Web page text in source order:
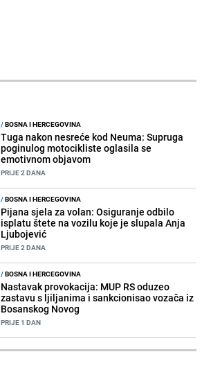
/BOSNA I HERCEGOVINA
Tuga nakon nesreće kod Neuma: Supruga
poginulog motocikliste oglasila se
emotivnom objavom
PRIJE 2 DANA
/BOSNA I HERCEGOVINA
Pijana sjela za volan: Osiguranje odbilo
isplatu štete na vozilu koje je slupala Anja
Ljubojević
PRIJE 2 DANA
/BOSNA I HERCEGOVINA
Nastavak provokacija: MUP RS oduzeo
zastavu s ljiljanima i sankcionisao vozača iz
Bosanskog Novog
PRIJE 1 DAN